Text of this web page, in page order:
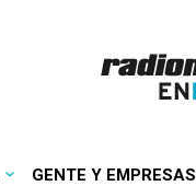
GENTE Y EMPRESAS